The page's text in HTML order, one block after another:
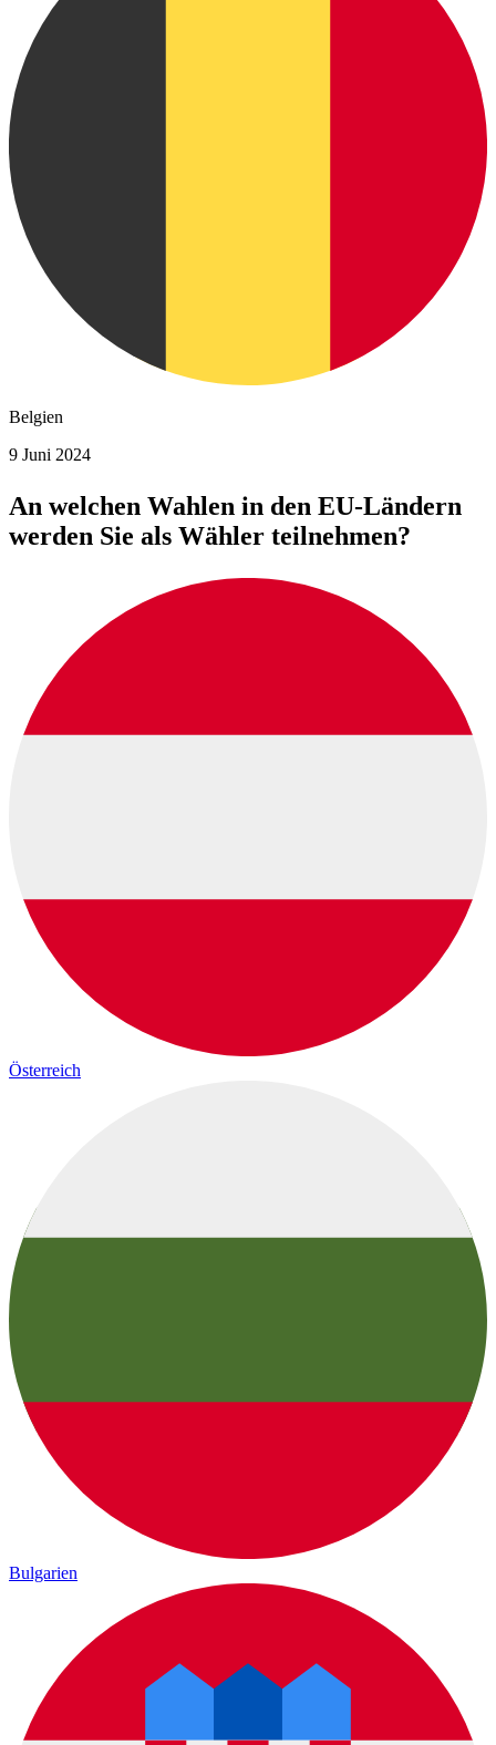
Belgien
9 Juni 2024
An welchen Wahlen in den EU-Ländern
werden Sie als Wähler teilnehmen?
Österreich
Bulgarien